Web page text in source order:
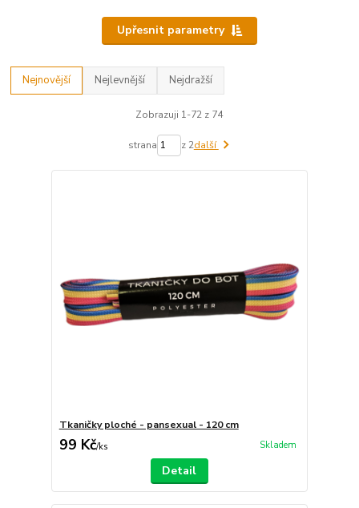
Upřesnit parametry
Nejnovější Nejlevnější Nejdražší
Zobrazuji 1-72 z 74
strana z 2další
Tkaničky ploché - pansexual - 120 cm
99 Kč/ks Skladem
Detail